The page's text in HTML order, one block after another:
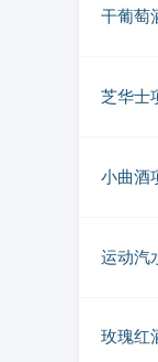
干葡萄
芝华士
小曲酒
运动汽
玫瑰红